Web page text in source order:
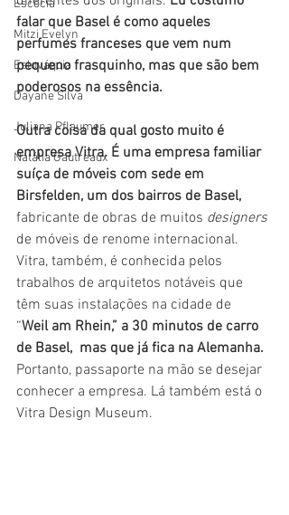
Escócia
Mitzi Evelyn
Eslováquia
Dayane Silva
Juliana Pflaumer
Natália Gautreaux
falar que Basel é como aqueles
perfumes franceses que vem num
pequeno frasquinho, mas que são bem
poderosos na essência.
Outra coisa da qual gosto muito é
empresa Vitra. É uma empresa familiar
suíça de móveis com sede em
Birsfelden, um dos bairros de Basel,
fabricante de obras de muitos designers
de móveis de renome internacional.
Vitra, também, é conhecida pelos
trabalhos de arquitetos notáveis ​​que
têm suas instalações na cidade de
“Weil am Rhein,” a 30 minutos de carro
de Basel,  mas que já fica na Alemanha.
Portanto, passaporte na mão se desejar
conhecer a empresa. Lá também está o
Vitra Design Museum.